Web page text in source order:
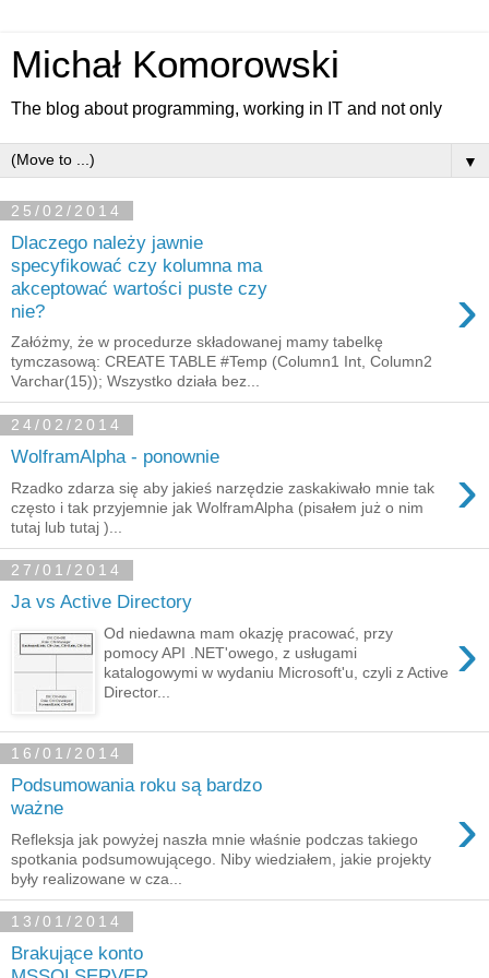
Michał Komorowski
The blog about programming, working in IT and not only
▼
25/02/2014
Dlaczego należy jawnie
specyfikować czy kolumna ma
akceptować wartości puste czy
nie?
›
Załóżmy, że w procedurze składowanej mamy tabelkę
tymczasową: CREATE TABLE #Temp (Column1 Int, Column2
Varchar(15)); Wszystko działa bez...
24/02/2014
WolframAlpha - ponownie ›
Rzadko zdarza się aby jakieś narzędzie zaskakiwało mnie tak
często i tak przyjemnie jak WolframAlpha (pisałem już o nim
tutaj lub tutaj )...
27/01/2014
Ja vs Active Directory
›
Od niedawna mam okazję pracować, przy
pomocy API .NET'owego, z usługami
katalogowymi w wydaniu Microsoft'u, czyli z Active
Director...
16/01/2014
Podsumowania roku są bardzo
ważne
›
Refleksja jak powyżej naszła mnie właśnie podczas takiego
spotkania podsumowującego. Niby wiedziałem, jakie projekty
były realizowane w cza...
13/01/2014
Brakujące konto